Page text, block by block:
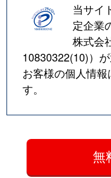
当サイ
定企業
株式会
10830322(10)）
お客様の個人情
す。